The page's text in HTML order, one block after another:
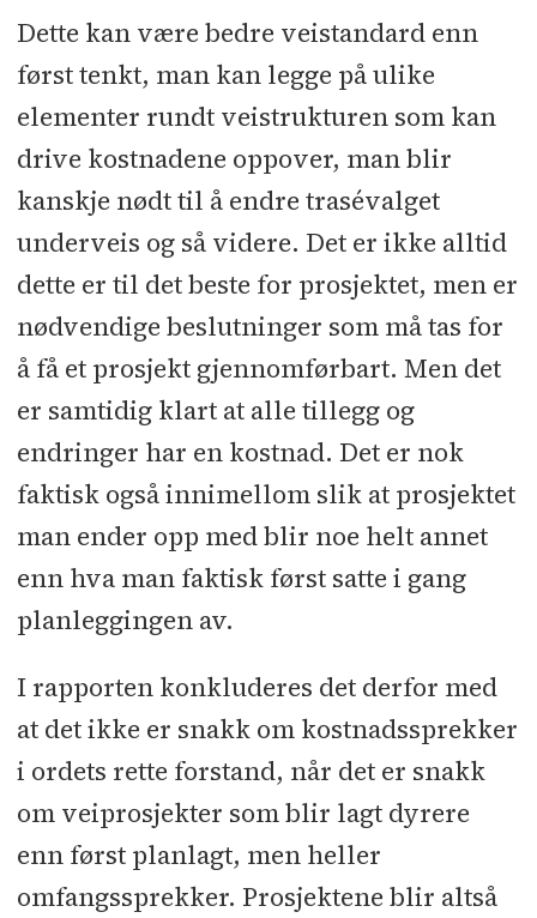
Dette kan være bedre veistandard enn
først tenkt, man kan legge på ulike
elementer rundt veistrukturen som kan
drive kostnadene oppover, man blir
kanskje nødt til å endre trasévalget
underveis og så videre. Det er ikke alltid
dette er til det beste for prosjektet, men er
nødvendige beslutninger som må tas for
å få et prosjekt gjennomførbart. Men det
er samtidig klart at alle tillegg og
endringer har en kostnad. Det er nok
faktisk også innimellom slik at prosjektet
man ender opp med blir noe helt annet
enn hva man faktisk først satte i gang
planleggingen av.
I rapporten konkluderes det derfor med
at det ikke er snakk om kostnadssprekker
i ordets rette forstand, når det er snakk
om veiprosjekter som blir lagt dyrere
enn først planlagt, men heller
omfangssprekker. Prosjektene blir altså